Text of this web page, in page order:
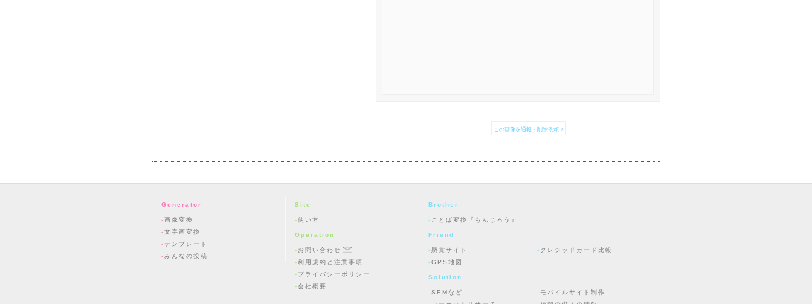
この画像を通報・削除依頼 >
Generator
画像変換
文字画変換
テンプレート
みんなの投稿
Site
使い方
Operation
お問い合わせ
利用規約と注意事項
プライバシーポリシー
会社概要
Brother
ことば変換『もんじろう』
Friend
懸賞サイト
クレジッドカード比較
GPS地図
Solution
SEMなど
モバイルサイト制作